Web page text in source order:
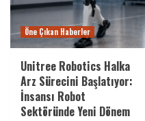
Öne Çıkan Haberler
Unitree Robotics Halka
Arz Sürecini Başlatıyor:
İnsansı Robot
Sektöründe Yeni Dönem